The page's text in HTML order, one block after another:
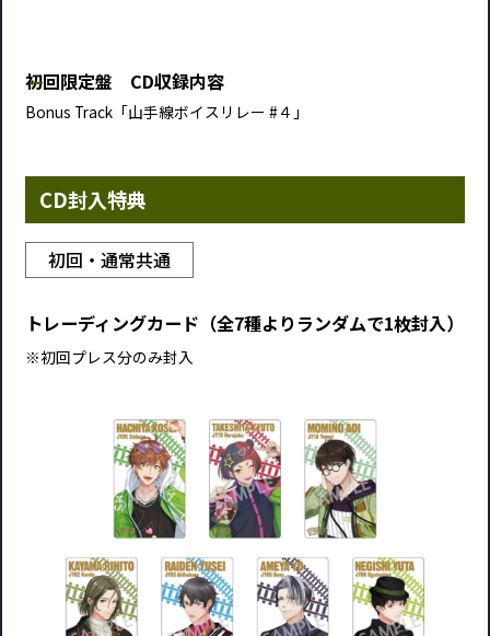
初回限定盤 CD収録内容
Bonus Track「山手線ボイスリレー #４」
CD封入特典
初回・通常共通
トレーディングカード（全7種よりランダムで1枚封入）
※初回プレス分のみ封入